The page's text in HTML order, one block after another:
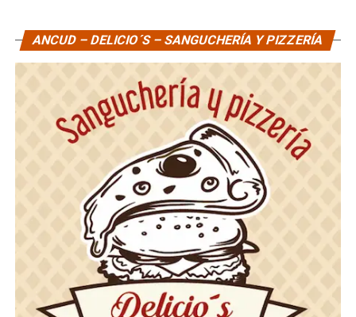
ANCUD – DELICIO´S – SANGUCHERÍA Y PIZZERÍA